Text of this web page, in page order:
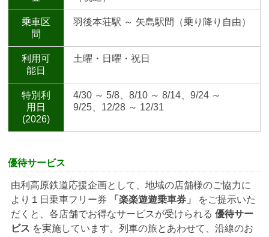
乗車区
間
羽後本荘駅 ～ 矢島駅間（乗り降り自由）
利用可
能日
土曜・日曜・祝日
特別利
用日
(2026)
4/30 ～ 5/8、8/10 ～ 8/14、9/24 ～
9/25、12/28 ～ 12/31
優待サービス
由利高原鉄道応援企画として、地域の店舗様のご協力に
より１日乗車フリー券
「楽楽遊遊乗車券」
をご提示いた
だくと、各店舗でお得なサービスが受けられる優待サー
ビス を実施しています。列車の旅とあわせて、沿線のお